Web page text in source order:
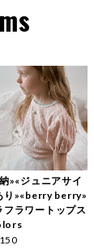
»«ジュニアサイ
り»«berry berry»
フラワートップス